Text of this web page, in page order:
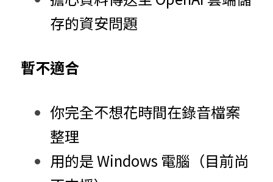
存的資安問題
暫不適合
你完全不想花時間在錄音檔案
整理
用的是 Windows 電腦（目前尚